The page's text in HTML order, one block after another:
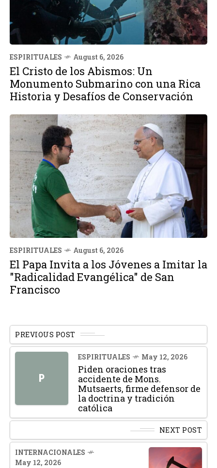
ESPIRITUALES August 6, 2026
El Cristo de los Abismos: Un
Monumento Submarino con una Rica
Historia y Desafíos de Conservación
ESPIRITUALES August 6, 2026
El Papa Invita a los Jóvenes a Imitar la
"Radicalidad Evangélica" de San
Francisco
PREVIOUS POST
P
ESPIRITUALES May 12, 2026
Piden oraciones tras
accidente de Mons.
Mutsaerts, firme defensor de
la doctrina y tradición
católica
NEXT POST
INTERNACIONALES
May 12, 2026